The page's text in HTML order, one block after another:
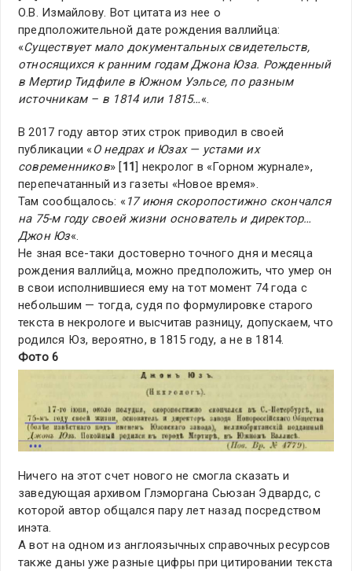
О.В. Измайлову. Вот цитата из нее о
предположительной дате рождения валлийца:
«Существует мало документальных свидетельств,
относящихся к ранним годам Джона Юза. Рожденный
в Мертир Тидфиле в Южном Уэльсе, по разным
источникам – в 1814 или 1815…«.
В 2017 году автор этих строк приводил в своей
публикации « О недрах и Юзах — устами их
современников» [11] некролог в «Горном журнале»,
перепечатанный из газеты «Новое время».
Там сообщалось: « 17 июня скоропостижно скончался
на 75-м году своей жизни основатель и директор…
Джон Юз«.
Не зная все-таки достоверно точного дня и месяца
рождения валлийца, можно предположить, что умер он
в свои исполнившиеся ему на тот момент 74 года с
небольшим — тогда, судя по формулировке старого
текста в некрологе и высчитав разницу, допускаем, что
родился Юз, вероятно, в 1815 году, а не в 1814.
Фото 6
Ничего на этот счет нового не смогла сказать и
заведующая архивом Глэморгана Сьюзан Эдвардс, с
которой автор общался пару лет назад посредством
инэта.
А вот на одном из англоязычных справочных ресурсов
также даны уже разные цифры при цитировании текста